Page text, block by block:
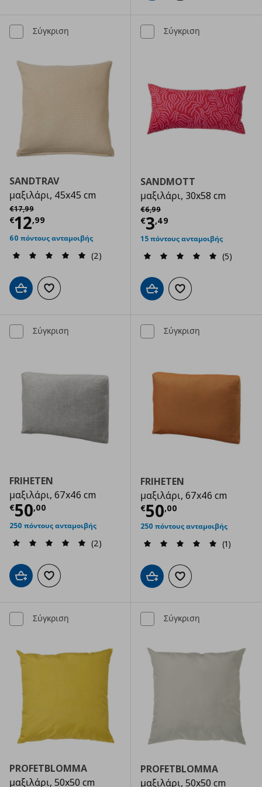
Σύγκριση
SANDTRAV
μαξιλάρι, 45x45 cm
€17,99
Αρχική τιμή
€12,99
Τρέχουσα τιμή € 12,99
60 πόντους ανταμοιβής
(2)
Προσθήκη στο καλάθι
Προσθήκη στα αγαπημένα
Σύγκριση
SANDMOTT
μαξιλάρι, 30x58 cm
€6,99
Αρχική τιμή
€3,49
Τρέχουσα
15 πόντους ανταμοιβής
(5)
Προσθήκη στο καλάθι
Προσθήκη στα
Σύγκριση
FRIHETEN
μαξιλάρι, 67x46 cm
€50,00
Τρέχουσα τιμή € 50,00
250 πόντους ανταμοιβής
(2)
Προσθήκη στο καλάθι
Προσθήκη στα αγαπημένα
Σύγκριση
FRIHETEN
μαξιλάρι, 67x46 cm
€50,00
Τρέχουσα
250 πόντους ανταμοιβής
(1)
Προσθήκη στο καλάθι
Προσθήκη στα
Σύγκριση
PROFETBLOMMA
μαξιλάρι, 50x50 cm
Σύγκριση
PROFETBLOMMA
μαξιλάρι, 50x50 cm